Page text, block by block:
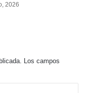
2026
Los campos